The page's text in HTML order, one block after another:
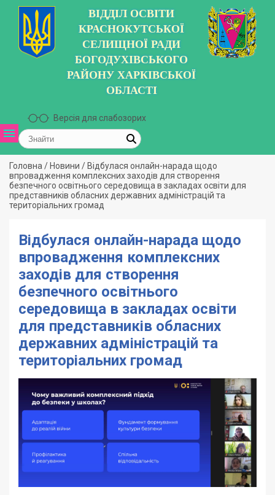
ВІДДІЛ ОСВІТИ
КРАСНОКУТСЬКОЇ
СЕЛИЩНОЇ РАДИ
БОГОДУХІВСЬКОГО
РАЙОНУ ХАРКІВСЬКОЇ
ОБЛАСТІ
Версія для слабозорих
Головна / Новини / Відбулася онлайн-нарада щодо
впровадження комплексних заходів для створення
безпечного освітнього середовища в закладах освіти для
представників обласних державних адміністрацій та
територіальних громад
Відбулася онлайн-нарада щодо
впровадження комплексних
заходів для створення
безпечного освітнього
середовища в закладах освіти
для представників обласних
державних адміністрацій та
територіальних громад